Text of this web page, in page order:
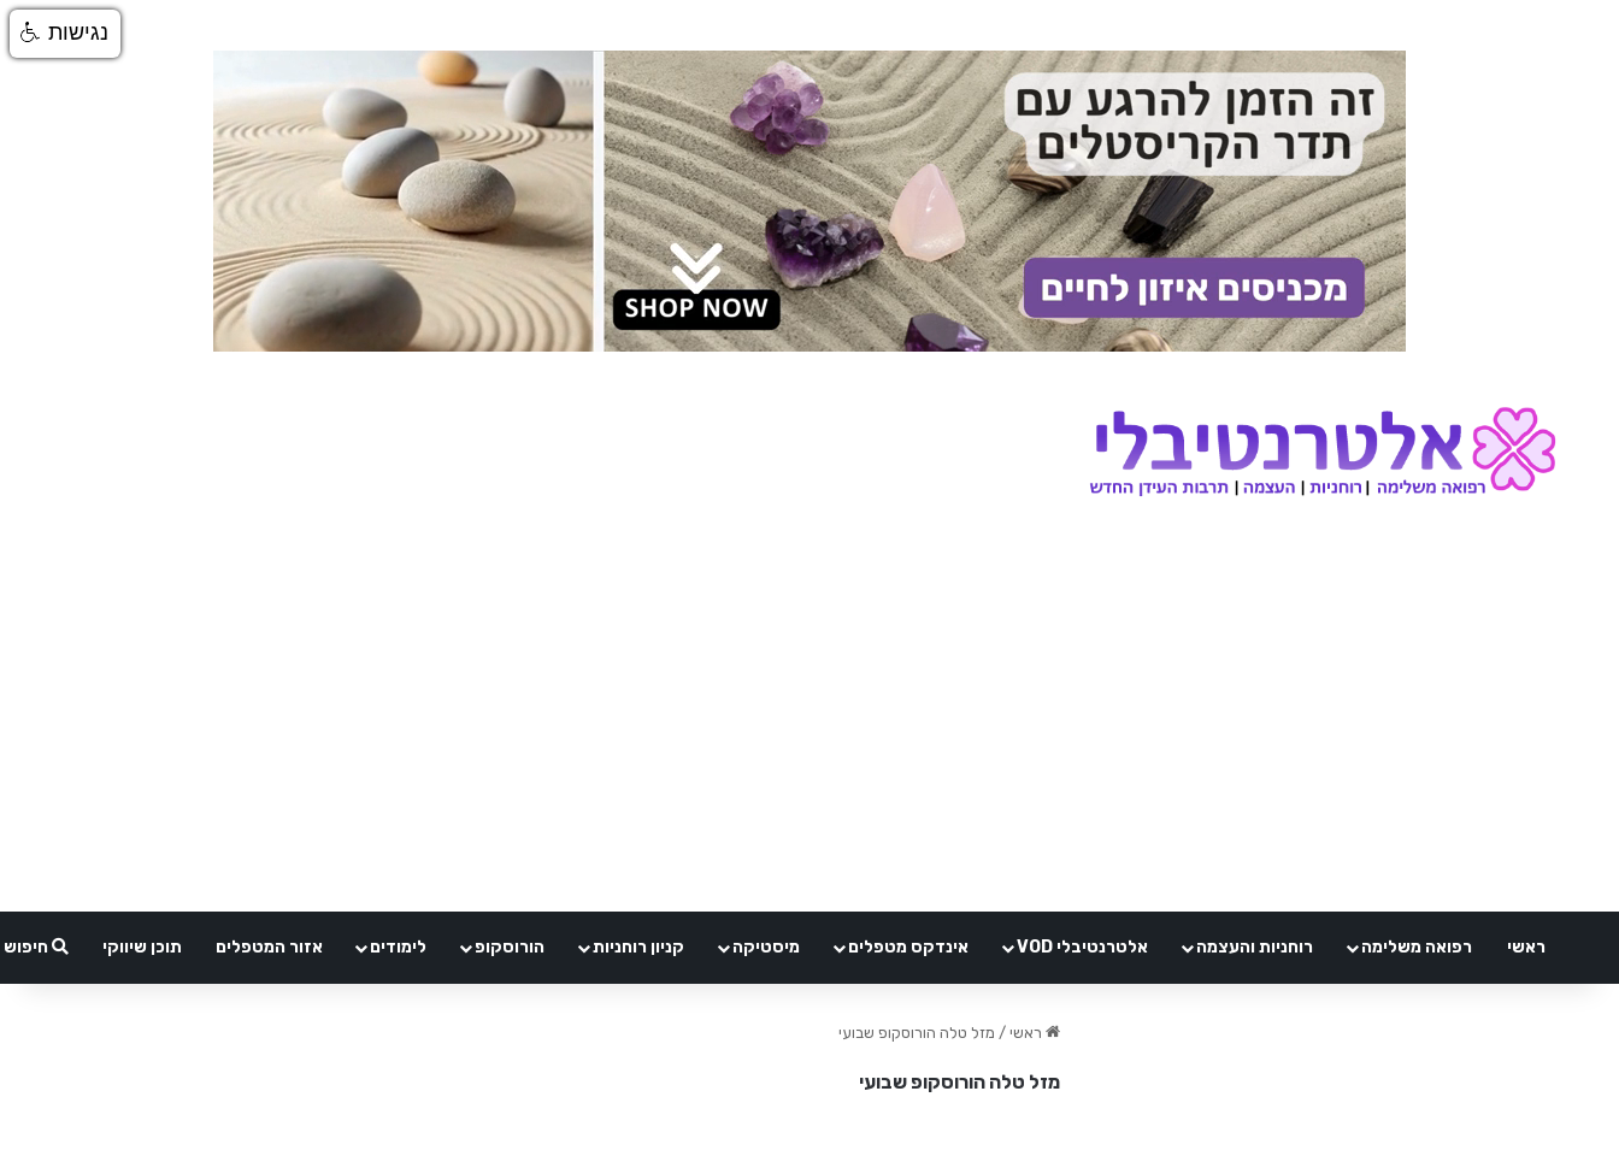
ראשי רפואה משלימה רוחניות והעצמה אלטרנטיבלי VOD אינדקס מטפלים מיסטיקה קניון רוחניות הורוסקופ לימודים אזור המטפלים תוכן שיווקי חיפוש
ראשי / מזל טלה הורוסקופ שבועי
מזל טלה הורוסקופ שבועי
נגישות